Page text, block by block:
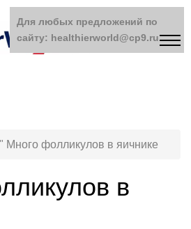
" Много фолликулов в яичнике
в
Для любых предложений по
сайту: healthierworld@cp9.ru